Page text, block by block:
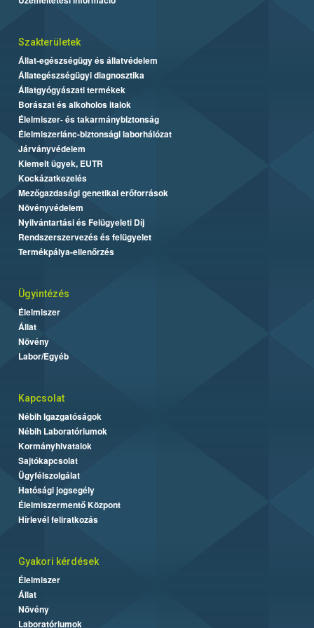
Szakterületek
Állat-egészségügy és állatvédelem
Állategészségügyi diagnosztika
Állatgyógyászati termékek
Borászat és alkoholos italok
Élelmiszer- és takarmánybiztonság
Élelmiszerlánc-biztonsági laborhálózat
Járványvédelem
Kiemelt ügyek, EUTR
Kockázatkezelés
Mezőgazdasági genetikai erőforrások
Növényvédelem
Nyilvántartási és Felügyeleti Díj
Rendszerszervezés és felügyelet
Termékpálya-ellenőrzés
Ügyintézés
Élelmiszer
Állat
Növény
Labor/Egyéb
Kapcsolat
Nébih Igazgatóságok
Nébih Laboratóriumok
Kormányhivatalok
Sajtókapcsolat
Ügyfélszolgálat
Hatósági jogsegély
Élelmiszermentő Központ
Hírlevél feliratkozás
Gyakori kérdések
Élelmiszer
Állat
Növény
Laboratóriumok